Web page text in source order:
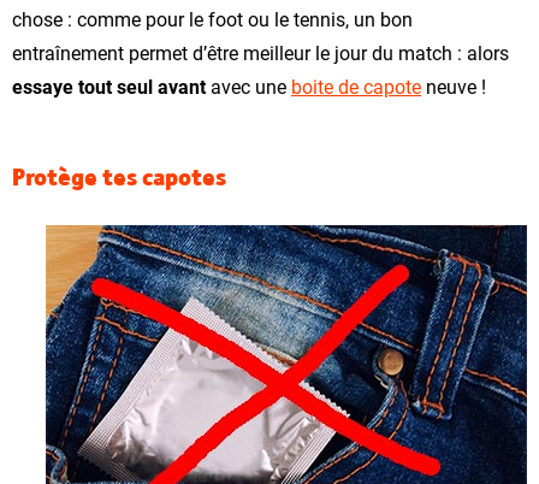
chose : comme pour le foot ou le tennis, un bon
entraînement permet d’être meilleur le jour du match : alors
essaye tout seul avantavec une boite de capote neuve !
Protège tes capotes